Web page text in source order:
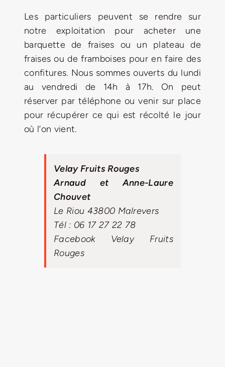
Les particuliers peuvent se rendre sur
notre exploitation pour acheter une
barquette de fraises ou un plateau de
fraises ou de framboises pour en faire des
confitures. Nous sommes ouverts du lundi
au vendredi de 14h à 17h. On peut
réserver par téléphone ou venir sur place
pour récupérer ce qui est récolté le jour
où l’on vient.
Velay Fruits Rouges
Arnaud et Anne-Laure
Chouvet
Le Riou 43800 Malrevers
Tél : 06 17 27 22 78
Facebook Velay Fruits
Rouges